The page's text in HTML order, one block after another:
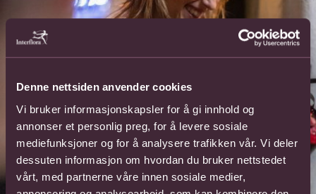
Denne nettsiden anvender cookies
Vi bruker informasjonskapsler for å gi innhold og
annonser et personlig preg, for å levere sosiale
mediefunksjoner og for å analysere trafikken vår. Vi deler
dessuten informasjon om hvordan du bruker nettstedet
vårt, med partnerne våre innen sosiale medier,